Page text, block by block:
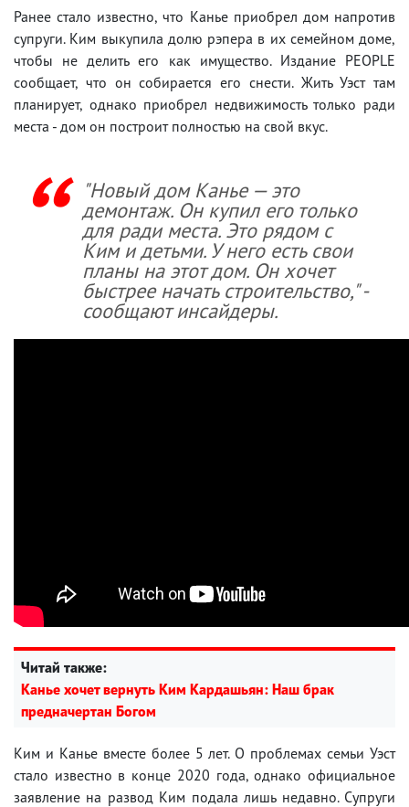
Ранее стало известно, что Канье приобрел дом напротив
супруги. Ким выкупила долю рэпера в их семейном доме,
чтобы не делить его как имущество. Издание PEOPLE
сообщает, что он собирается его снести. Жить Уэст там
планирует, однако приобрел недвижимость только ради
места - дом он построит полностью на свой вкус.
"Новый дом Канье — это
демонтаж. Он купил его только
для ради места. Это рядом с
Ким и детьми. У него есть свои
планы на этот дом. Он хочет
быстрее начать строительство," -
сообщают инсайдеры.
Читай также:
Канье хочет вернуть Ким Кардашьян: Наш брак
предначертан Богом
Ким и Канье вместе более 5 лет. О проблемах семьи Уэст
стало известно в конце 2020 года, однако официальное
заявление на развод Ким подала лишь недавно. Супруги